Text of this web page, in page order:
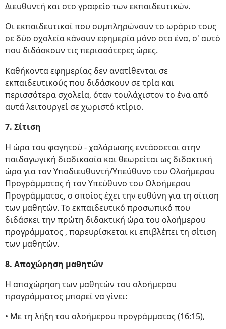
Διευθυντή και στο γραφείο των εκπαιδευτικών.
Οι εκπαιδευτικοί που συμπληρώνουν το ωράριο τους
σε δύο σχολεία κάνουν εφημερία μόνο στο ένα, σ' αυτό
που διδάσκουν τις περισσότερες ώρες.
Καθήκοντα εφημερίας δεν ανατίθενται σε
εκπαιδευτικούς που διδάσκουν σε τρία και
περισσότερα σχολεία, όταν τουλάχιστον το ένα από
αυτά λειτουργεί σε χωριστό κτίριο.
7. Σίτιση
Η ώρα του φαγητού - χαλάρωσης εντάσσεται στην
παιδαγωγική διαδικασία και θεωρείται ως διδακτική
ώρα για τον Υποδιευθυντή/Υπεύθυνο του Ολοήμερου
Προγράμματος ή τον Υπεύθυνο του Ολοήμερου
Προγράμματος, ο οποίος έχει την ευθύνη για τη σίτιση
των μαθητών. Το εκπαιδευτικό προσωπικό που
διδάσκει την πρώτη διδακτική ώρα του ολοήμερου
προγράμματος , παρευρίσκεται κι επιβλέπει τη σίτιση
των μαθητών.
8. Αποχώρηση μαθητών
Η αποχώρηση των μαθητών του ολοήμερου
προγράμματος μπορεί να γίνει:
• Με τη λήξη του ολοήμερου προγράμματος (16:15),